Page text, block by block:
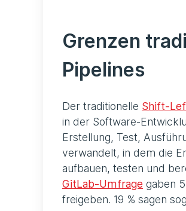
Grenzen
Pipelines
Der traditionelle Shift-
in der Software-
Erstellung, Test,
verwandelt, in dem die
aufbauen, testen und
GitLab-Umfrage gaben
freigeben. 19 % sagen